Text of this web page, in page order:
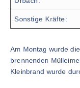
Sonstige Kräfte:
Am Montag wurde
brennenden
Kleinbrand wurde